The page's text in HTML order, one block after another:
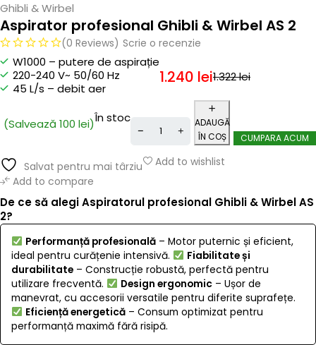
Ghibli & Wirbel
Aspirator profesional Ghibli & Wirbel AS 2
(0 Reviews) Scrie o recenzie
W1000 – putere de aspirație
220-240 V~ 50/60 Hz
45 L/s – debit aer
1.322lei
1.240 lei
(Salvează 100 lei)În stoc
ADAUGĂ
ÎN COȘ
CUMPARA ACUM
Salvat pentru mai târziu
Add to wishlist
Add to compare
De ce să alegi Aspiratorul profesional Ghibli & Wirbel AS
2?
Performanță profesională– Motor puternic și eficient,
ideal pentru curățenie intensivă.
Fiabilitate și
durabilitate – Construcție robustă, perfectă pentru
utilizare frecventă.
Design ergonomic– Ușor de
manevrat, cu accesorii versatile pentru diferite suprafețe.
Eficiență energetică– Consum optimizat pentru
performanță maximă fără risipă.